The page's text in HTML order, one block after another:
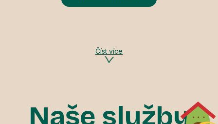
Číst více
Naše služby